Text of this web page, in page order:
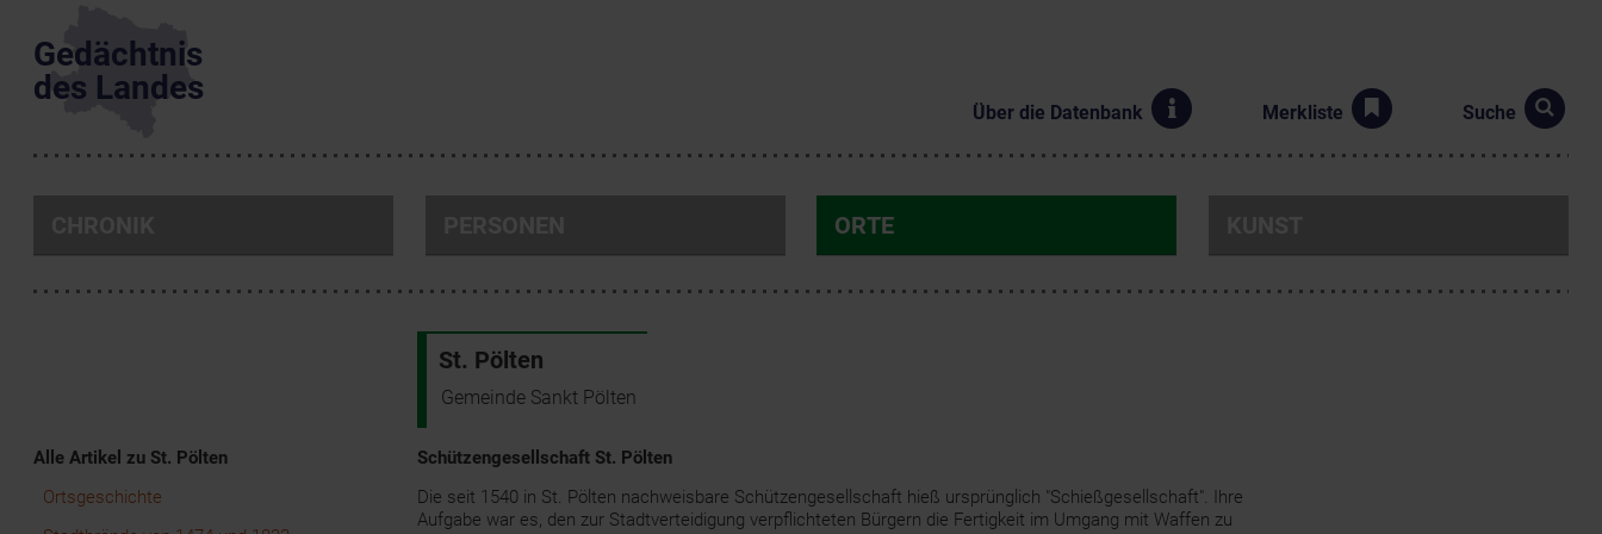
Gedächtnis
des Landes
Über die Datenbank Merkliste Suche
ORTE
St. Pölten
Gemeinde Sankt Pölten
Schützengesellschaft St. Pölten
Die seit 1540 in St. Pölten nachweisbare Schützengesellschaft hieß ursprünglich "Schießgesellschaft". Ihre
Aufgabe war es, den zur Stadtverteidigung verpflichteten Bürgern die Fertigkeit im Umgang mit Waffen zu
Alle Artikel zu St. Pölten
Ortsgeschichte